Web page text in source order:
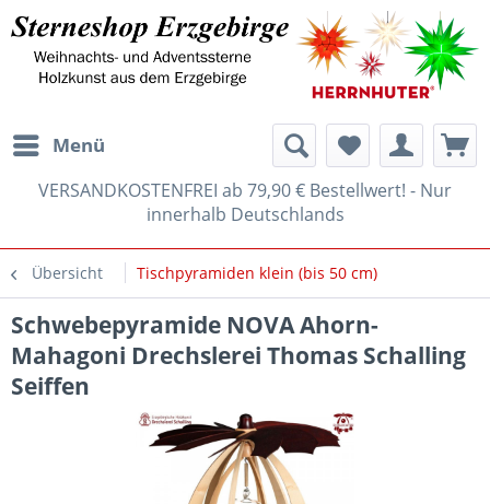
Menü
VERSANDKOSTENFREI ab 79,90 € Bestellwert! - Nur
innerhalb Deutschlands
Übersicht Tischpyramiden klein (bis 50 cm)
Schwebepyramide NOVA Ahorn-
Mahagoni Drechslerei Thomas Schalling
Seiffen